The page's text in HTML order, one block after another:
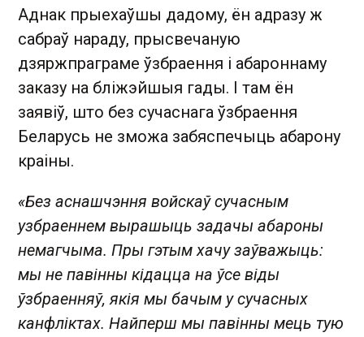
Аднак прыехаўшы дадому, ён адразу ж
сабраў нараду, прысвечаную
дзяржпраграме ўзбраення і абароннаму
заказу на бліжэйшыя гады. І там ён
заявіў, што без сучаснага ўзбраення
Беларусь не зможа забяспечыць абарону
краіны.
«Без аснашчэння войскаў сучасным
узбраеннем вырашыць задачы абароны
немагчыма. Пры гэтым хачу заўважыць:
мы не павінны кідацца на ўсе віды
ўзбраенняў, якія мы бачым у сучасных
канфліктах. Найперш мы павінны мець тую